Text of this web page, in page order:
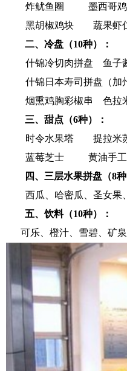
炸鱿鱼圈
墨西哥
黑胡椒鸡块
蔬果虾
二、冷盘（10种）：
什锦冷切肉拼盘
鱼子
什锦日本寿司拼盘（加
烟熏鸡胸彩椒串
色拉
三、甜点（6种）：
时令水果塔
提拉米
蓝莓芝士
黄油手
四、三层水果拼盘（8种
西瓜、哈密瓜、圣女果
五、饮料（10种）：
可乐、橙汁、雪碧、矿